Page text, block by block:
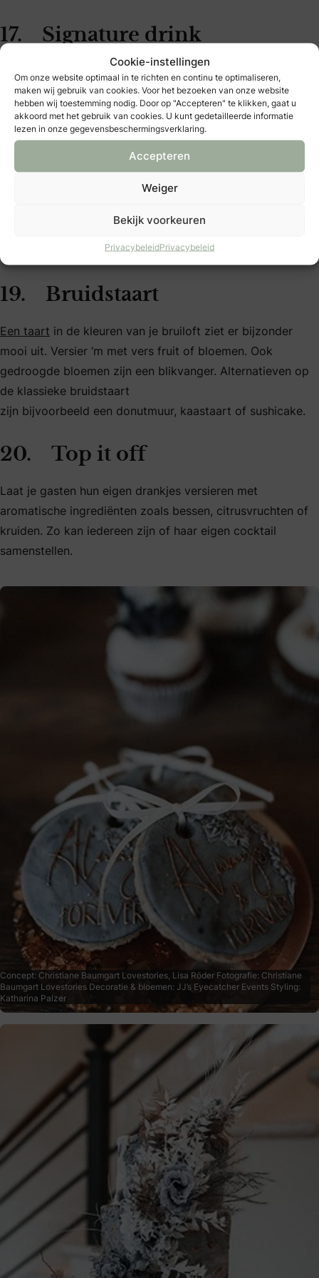
Cookie-instellingen
Om onze website optimaal in te richten en continu te optimaliseren,
maken wij gebruik van cookies. Voor het bezoeken van onze website
hebben wij toestemming nodig. Door op "Accepteren" te klikken, gaat u
akkoord met het gebruik van cookies. U kunt gedetailleerde informatie
lezen in onze gegevensbeschermingsverklaring.
Accepteren
Weiger
Bekijk voorkeuren
PrivacybeleidPrivacybeleid
17. Signature drink
Creëer een signature drink voor je huwelijksdag, die je
professioneel laat mixen door een showbartender, en deel
die uit tijdens de toost. Zorg ook voor een alcoholvrije
variant, dan kan iedereen genieten. Cheers!
18. Food entertainment
eten voor je ogen bereidt. Of regel foodtrucks met een
barbecue, minipizza’s, ijs, crêpes of koffiespecialiteiten.
19. Bruidstaart
Een taart in de kleuren van je bruiloft ziet er bijzonder
mooi uit. Versier ‘m met vers fruit of bloemen. Ook
gedroogde bloemen zijn een blikvanger. Alternatieven op
de klassieke bruidstaart
zijn bijvoorbeeld een donutmuur, kaastaart of sushicake.
20. Top it off
Laat je gasten hun eigen drankjes versieren met
aromatische ingrediënten zoals bessen, citrusvruchten of
kruiden. Zo kan iedereen zijn of haar eigen cocktail
samenstellen.
Concept: Christiane Baumgart Lovestories, Lisa Röder Fotografie: Christiane
Baumgart Lovestories Decoratie & bloemen: JJ’s Eyecatcher Events Styling:
Katharina Palzer